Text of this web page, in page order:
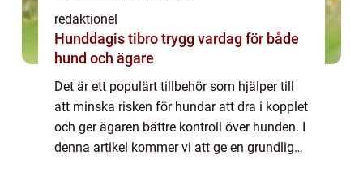
redaktionel
Hunddagis tibro trygg vardag för både
hund och ägare
Det är ett populärt tillbehör som hjälper till
att minska risken för hundar att dra i kopplet
och ger ägaren bättre kontroll över hunden. I
denna artikel kommer vi att ge en grundlig